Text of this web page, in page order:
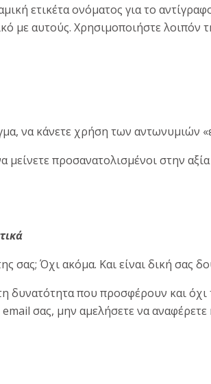
ετικέτα ονόματος για το
με αυτούς. Χρησιμοποιήστε λοιπόν
να κάνετε χρήση των αντωνυμιών
μείνετε προσανατολισμένοι στην
σας; Όχι ακόμα. Και είναι δική σας
δυνατότητα που προσφέρουν και όχι
σας, μην αμελήσετε να